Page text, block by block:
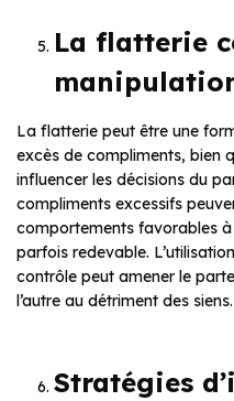
La flatterie
La flatterie peut être une
excès de compliments, bien
influencer les décisions du
compliments excessifs
comportements favorables
parfois redevable.
contrôle peut amener le
l’autre au détriment des siens.
Stratégies